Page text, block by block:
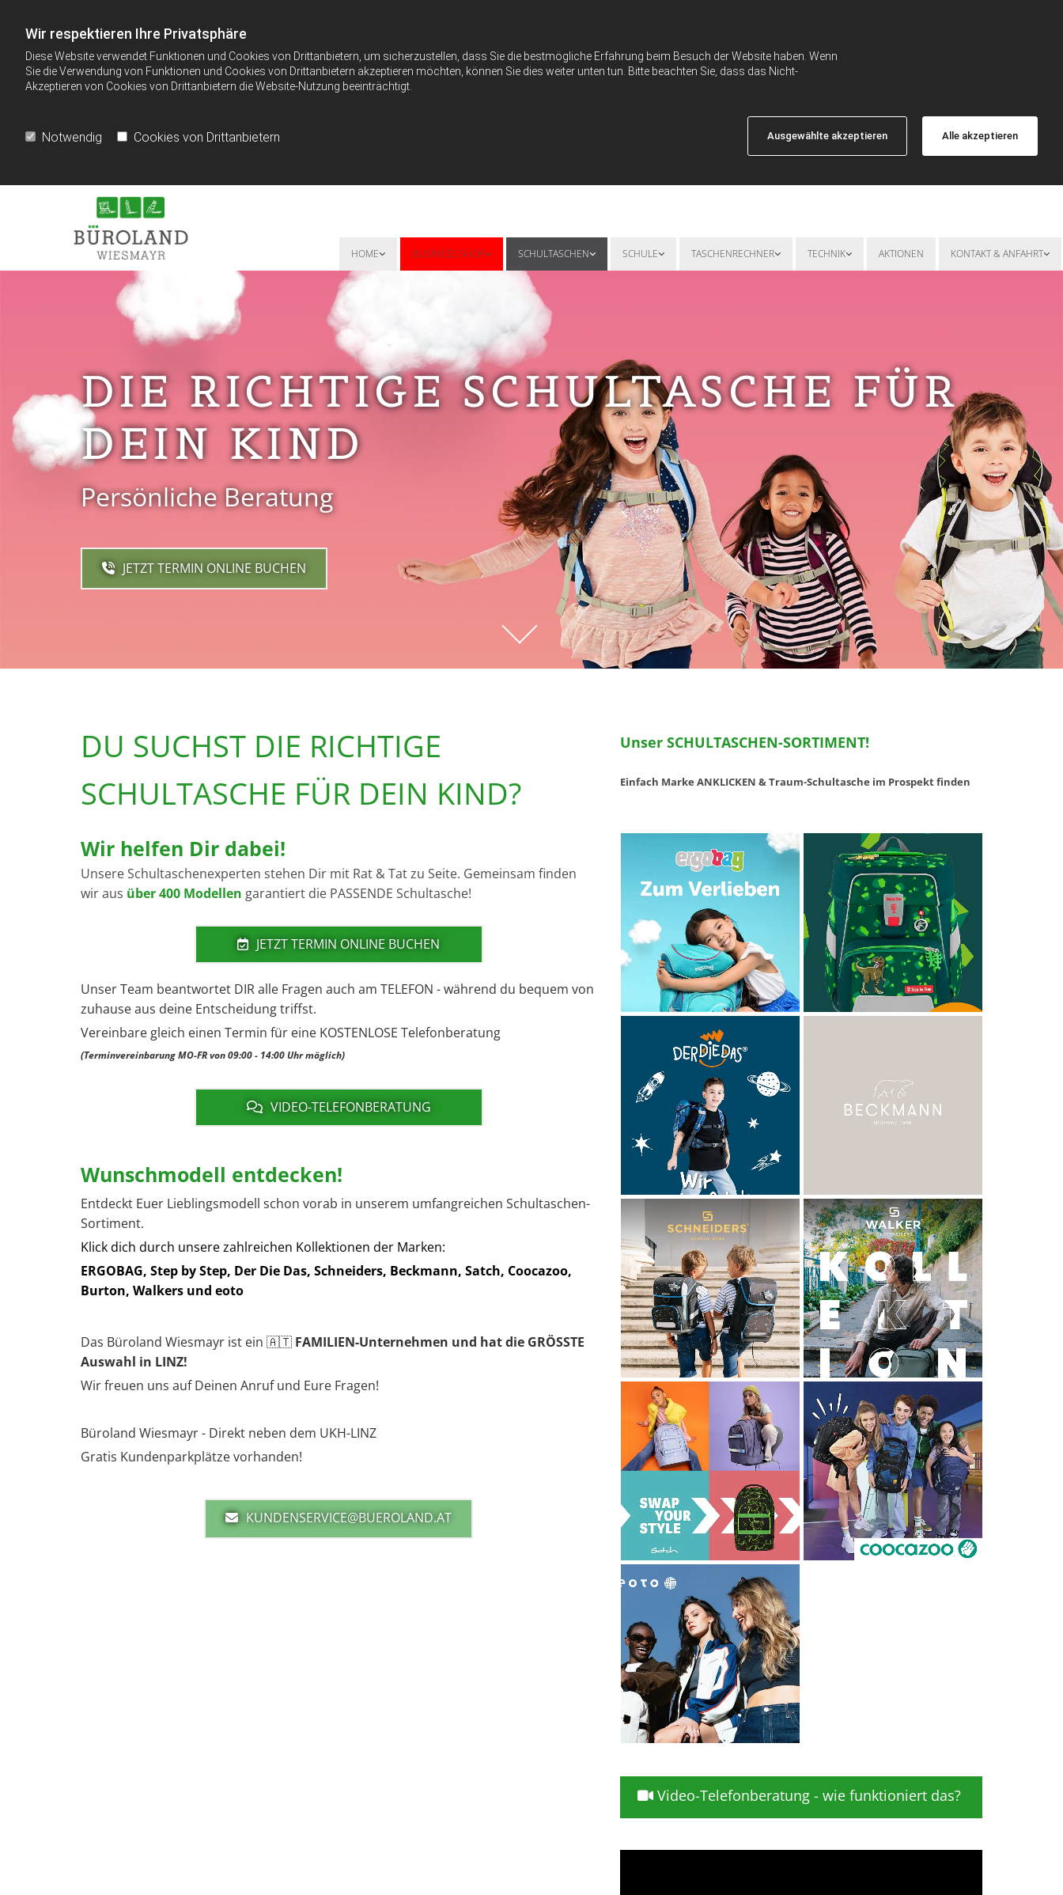
Wir respektieren Ihre Privatsphäre
Diese Website verwendet Funktionen und Cookies von Drittanbietern, um sicherzustellen, dass Sie die bestmögliche Erfahrung beim Besuch der Website haben. Wenn
Sie die Verwendung von Funktionen und Cookies von Drittanbietern akzeptieren möchten, können Sie dies weiter unten tun. Bitte beachten Sie, dass das Nicht-
Akzeptieren von Cookies von Drittanbietern die Website-Nutzung beeinträchtigt.
Notwendig Cookies von Drittanbietern Ausgewählte akzeptieren Alle akzeptieren
HOME BUSINESS SHOP SCHULTASCHEN SCHULE TASCHENRECHNER TECHNIK AKTIONEN KONTAKT & ANFAHRT
DIE RICHTIGE SCHULTASCHE FÜR
DEIN KIND
Persönliche Beratung
JETZT TERMIN ONLINE BUCHEN
DU SUCHST DIE RICHTIGE
SCHULTASCHE FÜR DEIN KIND?
Wir helfen Dir dabei!
Un­se­re Schul­ta­schen­ex­per­ten ste­hen Dir mit Rat & Tat zu Seite. Ge­mein­sam fin­den
wir aus über 400 Mo­del­len ga­ran­tiert die PAS­SEN­DE Schul­ta­sche!
JETZT TERMIN ONLINE BUCHEN
Unser Team be­ant­wor­tet DIR alle Fra­gen auch am TE­LE­FON - wäh­rend du be­quem von
zu­hau­se aus deine Ent­schei­dung triffst.
Ver­ein­ba­re gleich einen Ter­min für eine KOS­TEN­LO­SE Te­le­fon­be­ra­tung
(Terminvereinbarung MO-FR von 09:00 - 14:00 Uhr möglich)
VIDEO-TELEFONBERATUNG
Wunsch­mo­dell ent­de­cken!
Ent­deckt Euer Lieb­lings­mo­dell schon vorab in un­se­rem um­fang­rei­chen Schul­ta­schen-
Sor­ti­ment.
Klick dich durch un­se­re zahl­rei­chen Kol­lek­tio­nen der Mar­ken:
ERG­O­BAG, Step by Step, Der Die Das, Schnei­ders, Beck­mann, Satch, Coo­ca­zoo,
Burton, Walkers und eoto
Das Bü­ro­land Wies­mayr ist ein 🇦🇹 FA­MI­LI­EN-Un­ter­neh­men und hat die GRÖSS­TE
Aus­wahl in LINZ!
Wir freu­en uns auf Dei­nen Anruf und Eure Fra­gen!
Bü­ro­land Wies­mayr - Di­rekt neben dem UKH-LINZ
Gra­tis Kun­den­park­plät­ze vor­han­den!
KUNDENSERVICE@BUEROLAND.AT
Unser SCHUL­TA­SCHEN-SOR­TI­MENT!
Ein­fach Marke AN­KLI­CKEN & Traum-Schul­ta­sche im Pro­spekt fin­den
 Video-Telefonberatung - wie funktioniert das?